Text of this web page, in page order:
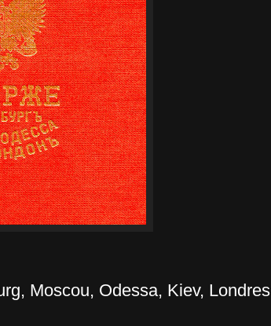
Moscou, Odessa, Kiev, Londres